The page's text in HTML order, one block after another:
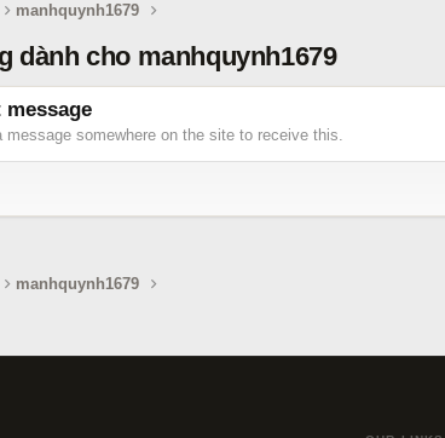
manhquynh1679
dành cho manhquynh1679
message
message somewhere on the site to receive this.
manhquynh1679